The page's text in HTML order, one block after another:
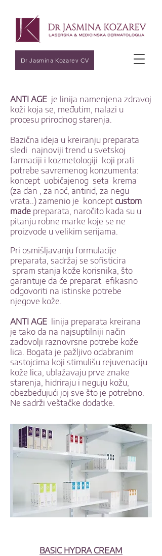
Dr Jasmina Kozarev CV
ANTI AGE je linija namenjena zdravoj
koži koja se, međutim, nalazi u
procesu prirodnog starenja.
Bazična ideja u kreiranju preparata
sledi najnoviji trend u svetskoj
farmaciji i kozmetologiji koji prati
potrebe savremenog konzumenta:
koncept uobičajenog seta krema
(za dan , za noć, antirid, za negu
vrata..) zamenio je koncept custom
made preparata, naročito kada su u
pitanju robne marke koje se ne
proizvode u velikim serijama.
Pri osmišljavanju formulacije
preparata, sadržaj se sofisticira
spram stanja kože korisnika, što
garantuje da će preparat efikasno
odgovoriti na istinske potrebe
njegove kože.
ANTI AGE linija preparata kreirana
je tako da na najsuptilniji način
zadovolji raznovrsne potrebe kože
lica. Bogata je pažljivo odabranim
sastojcima koji stimulišu rejuvenaciju
kože lica, ublažavaju prve znake
starenja, hidriraju i neguju kožu,
obezbeđujući joj sve što je potrebno.
Ne sadrži veštačke dodatke.
BASIC HYDRA CREAM